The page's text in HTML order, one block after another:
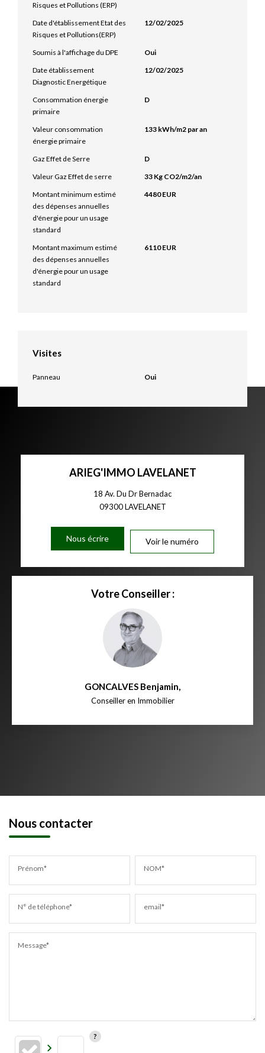
Risques et Pollutions (ERP)
Date d'établissement Etat des
Risques et Pollutions(ERP)
12/02/2025
Soumis à l'affichage du DPE
Oui
Date établissement
Diagnostic Energétique
12/02/2025
Consommation énergie
primaire
D
Valeur consommation
énergie primaire
133 kWh/m2 par an
Gaz Effet de Serre
D
Valeur Gaz Effet de serre
33 Kg CO2/m2/an
Montant minimum estimé
des dépenses annuelles
d'énergie pour un usage
standard
4480 EUR
Montant maximum estimé
des dépenses annuelles
d'énergie pour un usage
standard
6110 EUR
Visites
Panneau Oui
ARIEG'IMMO LAVELANET
18 Av. Du Dr Bernadac
09300LAVELANET
Nous écrire Voir le numéro
Votre Conseiller :
GONCALVES Benjamin,
Conseiller en Immobilier
Nous contacter
Prénom* NOM*
N° de téléphone* email*
Message*